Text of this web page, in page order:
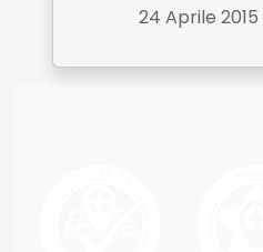
24 Aprile 2015